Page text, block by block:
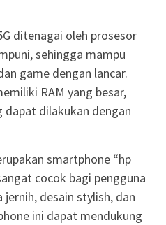
ditenagai oleh prosesor
sehingga mampu
game dengan lancar.
RAM yang besar,
dilakukan dengan
smartphone “hp
cocok bagi pengguna
desain stylish, dan
ini dapat mendukung